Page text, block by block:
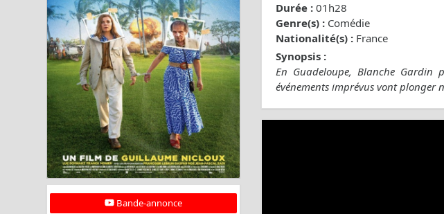
Bande-annonce
Durée : 01h28
Genre(s) : Comédie
Nationalité(s) : France
Synopsis :
En Guadeloupe, Blanche Gardin
événements imprévus vont